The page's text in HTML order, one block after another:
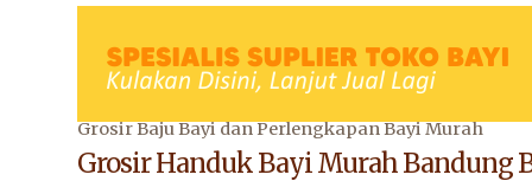
Grosir Baju Bayi dan Perlengkapan Bayi Murah
Grosir Handuk Bayi Murah Bandung